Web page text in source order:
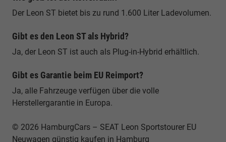
Der Leon ST bietet bis zu rund 1.600 Liter Ladevolumen.
Gibt es den Leon ST als Hybrid?
Ja, der Leon ST ist auch als Plug-in-Hybrid erhältlich.
Gibt es Garantie beim EU Reimport?
Ja, alle Fahrzeuge verfügen über die volle
Herstellergarantie in Europa.
© 2026 HamburgCars – SEAT Leon Sportstourer EU
Neuwagen günstig kaufen in Hamburg